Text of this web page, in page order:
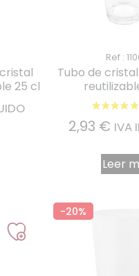
25 cl
Ref :
Tubo de
2,93 € IVA
Leer
-20%